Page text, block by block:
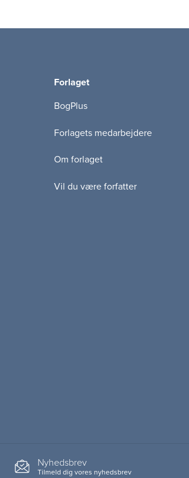
Forlaget
BogPlus
Forlagets medarbejdere
Om forlaget
Vil du være forfatter
Nyhedsbrev
Tilmeld dig vores nyhedsbrev